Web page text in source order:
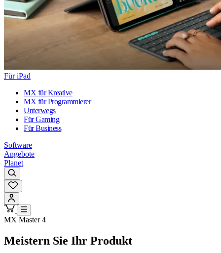
Für iPad
MX für Kreative
MX für Programmierer
Unterwegs
Für Gaming
Für Business
Software
Angebote
Planet
MX Master 4
Meistern Sie Ihr Produkt